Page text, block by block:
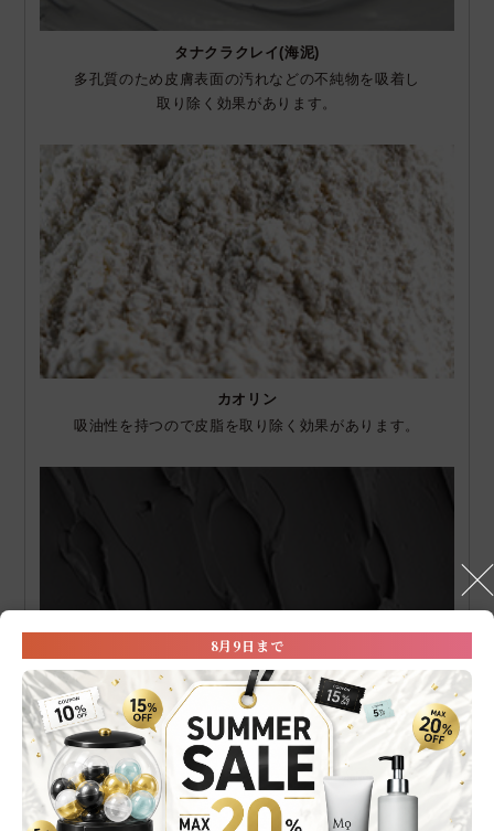
タナクラクレイ(海泥)
多孔質のため皮膚表面の汚れなどの不純物を吸着し
取り除く効果があります。
カオリン
吸油性を持つので皮脂を取り除く効果があります。
ベントナイト
板状の結晶が積み重なった構造のため、すき間に入り込み皮
脂や汚れを吸着します。
8月9日まで